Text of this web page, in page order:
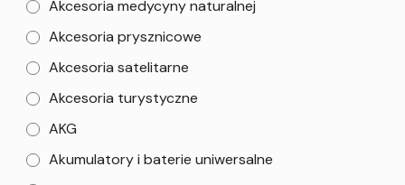
Akcesoria medycyny naturalnej
Akcesoria prysznicowe
Akcesoria satelitarne
Akcesoria turystyczne
AKG
Akumulatory i baterie uniwersalne